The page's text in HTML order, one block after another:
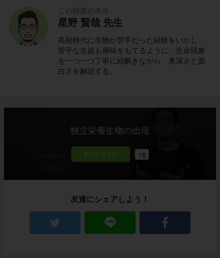
この授業の先生
星野 賢哉 先生
高校時代に生物が苦手だった経験をいかし、
苦手な生徒も興味をもてるように、生命現象
を一つ一つ丁寧に紐解きながら、奥深さと面
白さを解説する。
独立栄養生物の出現
18
友達にシェアしよう！